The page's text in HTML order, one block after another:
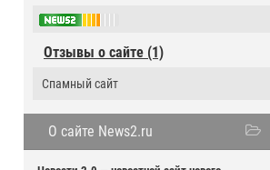
Отзывы о сайте (1)
Спамный сайт
О сайте News2.ru